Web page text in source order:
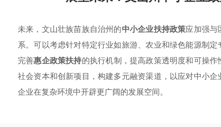
未来，文山壮族苗族自治州的中小企业扶持政策应加强与
系。可以考虑针对特定行业如旅游、农业和绿色能源制
完善惠企政策扶持的执行机制，提高政策透明度和可操
社会资本和创新项目，构建多元融资渠道，以应对中小
企业在复杂环境中开辟更广阔的发展空间。